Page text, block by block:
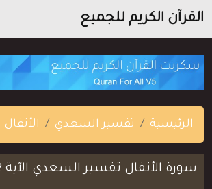
القرآن الكريم للجميع
الرئيسية تفسير السعدي الأنفال
سورة الأنفال تفسير السعدي الآية 32